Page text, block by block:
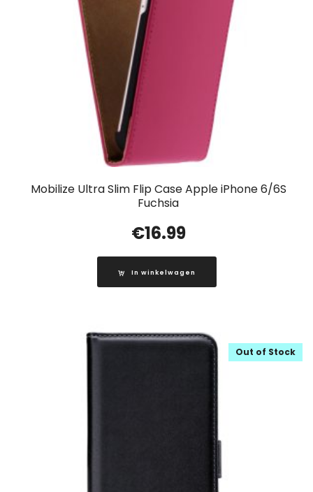
Mobilize Ultra Slim Flip Case Apple iPhone 6/6S
Fuchsia
€16.99
In winkelwagen
Out of Stock